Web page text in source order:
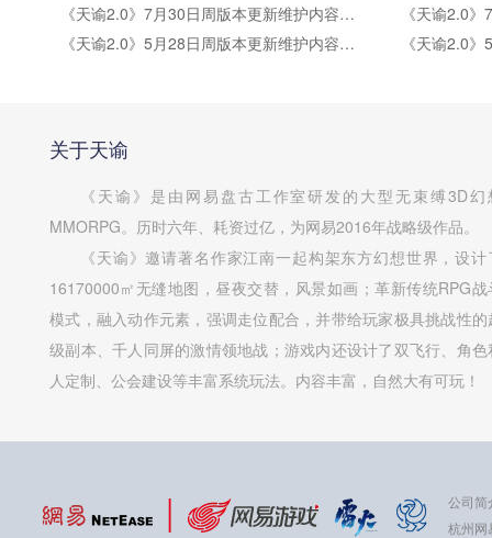
《天谕2.0》7月30日周版本更新维护内容公告
《天谕2.0》5月28日周版本更新维护内容公告
关于天谕
《天谕》是由网易盘古工作室研发的大型无束缚3D幻
MMORPG。历时六年、耗资过亿，为网易2016年战略级作品。
《天谕》邀请著名作家江南一起构架东方幻想世界，设计
16170000㎡无缝地图，昼夜交替，风景如画；革新传统RPG战
模式，融入动作元素，强调走位配合，并带给玩家极具挑战性的
级副本、千人同屏的激情领地战；游戏内还设计了双飞行、角色
人定制、公会建设等丰富系统玩法。内容丰富，自然大有可玩！
公司简
杭州